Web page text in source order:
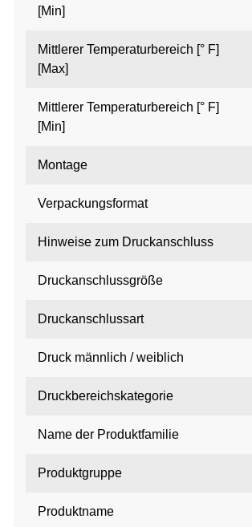
[Min]
Mittlerer Temperaturbereich [° F]
[Max]
Mittlerer Temperaturbereich [° F]
[Min]
Montage
Verpackungsformat
Hinweise zum Druckanschluss
Druckanschlussgröße
Druckanschlussart
Druck männlich / weiblich
Druckbereichskategorie
Name der Produktfamilie
Produktgruppe
Produktname